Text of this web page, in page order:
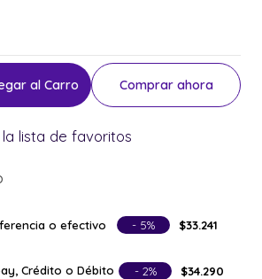
al Carro Comprar ahora
lista de favoritos
o efectivo - 5% $33.241
Crédito o Débito - 2% $34.290